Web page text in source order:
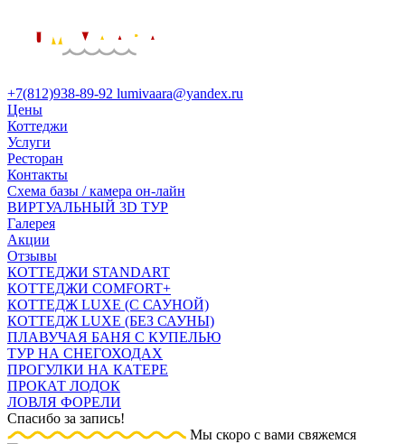
+7(812)938-89-92 lumivaara@yandex.ru
Цены
Коттеджи
Услуги
Ресторан
Контакты
Схема базы / камера он-лайн
ВИРТУАЛЬНЫЙ 3D ТУР
Галерея
Акции
Отзывы
КОТТЕДЖИ STANDART
КОТТЕДЖИ COMFORT+
КОТТЕДЖ LUXE (С САУНОЙ)
КОТТЕДЖ LUXE (БЕЗ САУНЫ)
ПЛАВУЧАЯ БАНЯ С КУПЕЛЬЮ
ТУР НА СНЕГОХОДАХ
ПРОГУЛКИ НА КАТЕРЕ
ПРОКАТ ЛОДОК
ЛОВЛЯ ФОРЕЛИ
Спасибо за запись!
Мы скоро с вами свяжемся